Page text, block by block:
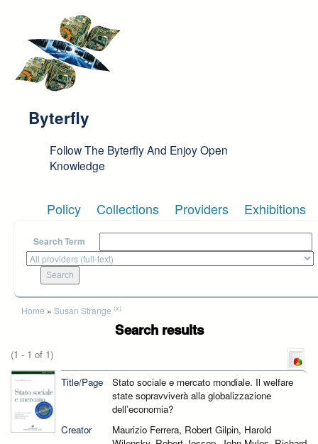
Byterfly
Follow The Byterfly And Enjoy Open
Knowledge
Policy Collections Providers Exhibitions
Search Term
You are here
Home » Susan Strange (x)
Search results
(1 - 1 of 1)
Title/Page
Stato sociale e mercato mondiale. Il welfare
state sopravviverà alla globalizzazione
dell’economia?
Creator
Maurizio Ferrera, Robert Gilpin, Harold